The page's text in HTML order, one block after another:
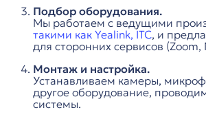
Подбор оборудования.
Мы работаем с ведущими
такими как Yealink, ITC, и
для сторонних сервисов
Монтаж и настройка.
Устанавливаем камеры,
другое оборудование,
системы.